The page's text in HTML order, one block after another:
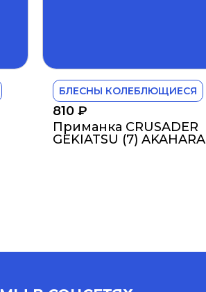
БЛЕСНЫ КОЛЕБЛЮЩИЕСЯ
810 ₽
Приманка CRUSADER
GEKIATSU (7) AKAHARA